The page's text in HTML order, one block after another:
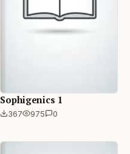
Sophigenics 1
367 975 0